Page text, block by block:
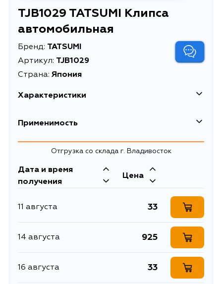
TJB1029 TATSUMI Клипса
автомобильная
Бренд: TATSUMI
Артикул: TJB1029
Страна: Япония
Характеристики
Применимость
Отгрузка со склада г. Владивосток
Дата и время
получения
Цена
11 августа 33
14 августа 925
16 августа 33